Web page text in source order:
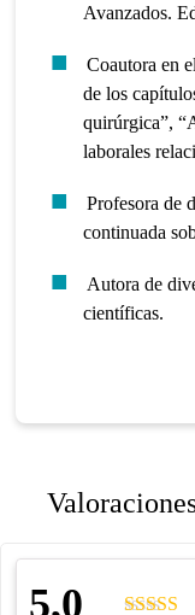
Avanzados.
Coautora en
de los
quirúrgica”,
laborales
Profesora de
continuada
Autora de
científicas.
5,0